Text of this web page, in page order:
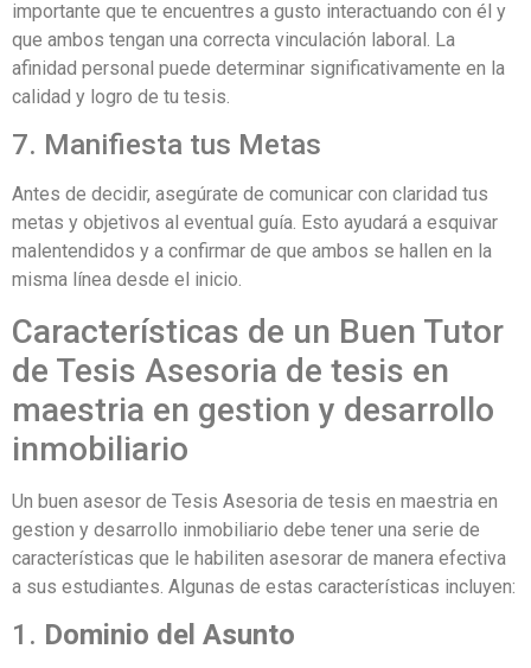
importante que te encuentres a gusto interactuando con él y
que ambos tengan una correcta vinculación laboral. La
afinidad personal puede determinar significativamente en la
calidad y logro de tu tesis.
7. Manifiesta tus Metas
Antes de decidir, asegúrate de comunicar con claridad tus
metas y objetivos al eventual guía. Esto ayudará a esquivar
malentendidos y a confirmar de que ambos se hallen en la
misma línea desde el inicio.
Características de un Buen Tutor
de Tesis Asesoria de tesis en
maestria en gestion y desarrollo
inmobiliario
Un buen asesor de Tesis Asesoria de tesis en maestria en
gestion y desarrollo inmobiliario debe tener una serie de
características que le habiliten asesorar de manera efectiva
a sus estudiantes. Algunas de estas características incluyen:
1. Dominio del Asunto